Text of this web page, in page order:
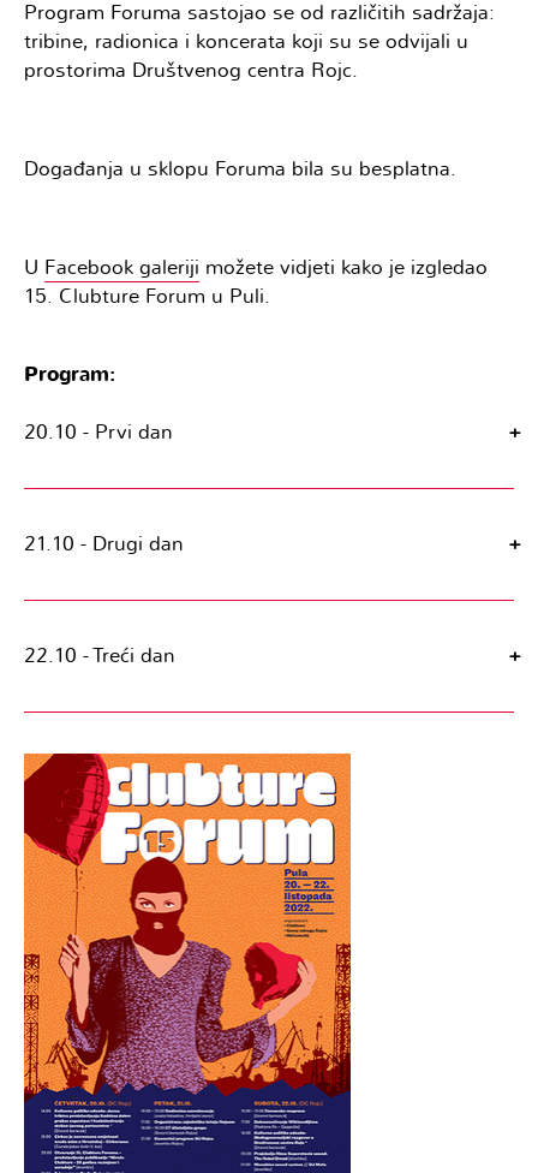
Program Foruma sastojao se od različitih sadržaja:
tribine, radionica i koncerata koji su se odvijali u
prostorima Društvenog centra Rojc.
Događanja u sklopu Foruma bila su besplatna.
U Facebook galeriji možete vidjeti kako je izgledao
15. Clubture Forum u Puli.
Program:
+
20.10 - Prvi dan
+
21.10 - Drugi dan
+
22.10 - Treći dan